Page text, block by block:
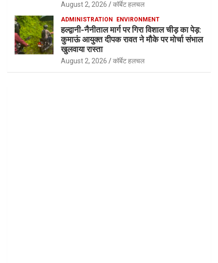
August 2, 2026 कॉर्बेट हलचल
ADMINISTRATION ENVIRONMENT
हल्द्वानी-नैनीताल मार्ग पर गिरा विशाल चीड़ का पेड़:
कुमाऊं आयुक्त दीपक रावत ने मौके पर मोर्चा संभाल
खुलवाया रास्ता
August 2, 2026 कॉर्बेट हलचल